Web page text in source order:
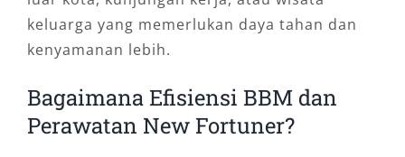
keluarga yang memerlukan daya tahan dan
kenyamanan lebih.
Bagaimana Efisiensi BBM dan
Perawatan New Fortuner?